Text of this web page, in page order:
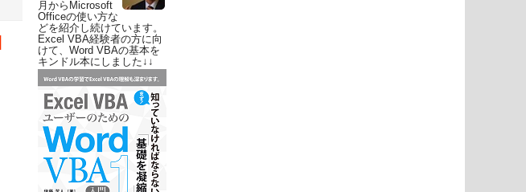
月からMicrosoft
Officeの使い方な
どを紹介し続けています。
Excel VBA経験者の方に向
けて、Word VBAの基本を
キンドル本にしました↓↓